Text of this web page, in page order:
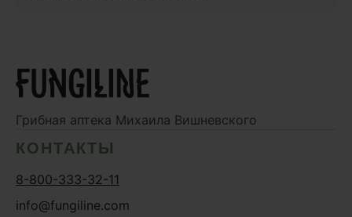
Грибная аптека Михаила Вишневского
КОНТАКТЫ
8-800-333-32-11
info@fungiline.com